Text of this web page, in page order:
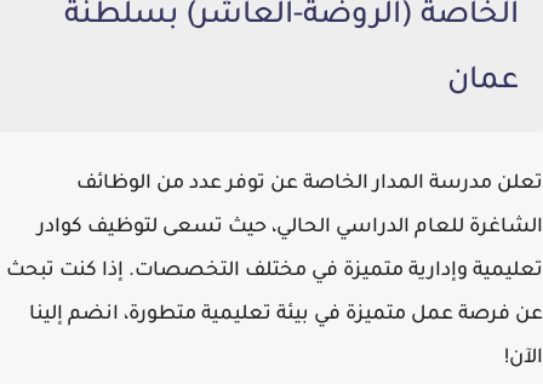
الخاصة (الروضة-العاشر) بسلطنة
عمان
تعلن مدرسة المدار الخاصة عن توفر عدد من الوظائف
الشاغرة للعام الدراسي الحالي، حيث تسعى لتوظيف كوادر
تعليمية وإدارية متميزة في مختلف التخصصات. إذا كنت تبحث
عن فرصة عمل متميزة في بيئة تعليمية متطورة، انضم إلينا
الآن!